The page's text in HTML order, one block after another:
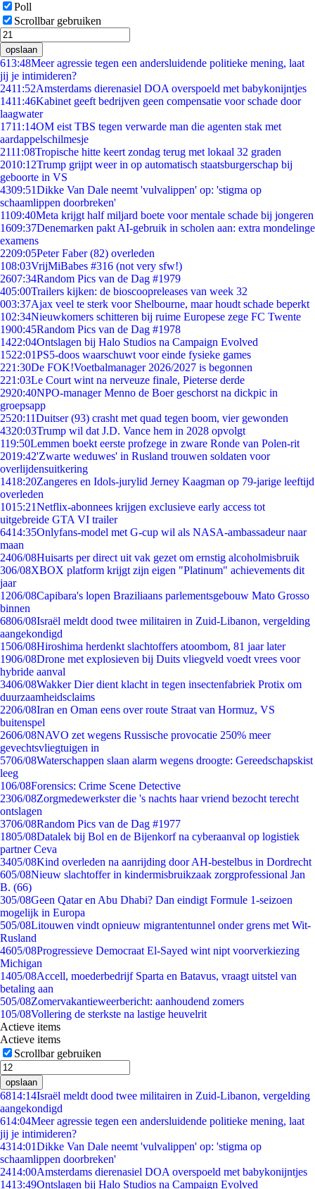
Poll
Scrollbar gebruiken
opslaan
613:48Meer agressie tegen een andersluidende politieke mening, laat
jij je intimideren?
2411:52Amsterdams dierenasiel DOA overspoeld met babykonijntjes
1411:46Kabinet geeft bedrijven geen compensatie voor schade door
laagwater
1711:14OM eist TBS tegen verwarde man die agenten stak met
aardappelschilmesje
2111:08Tropische hitte keert zondag terug met lokaal 32 graden
2010:12Trump grijpt weer in op automatisch staatsburgerschap bij
geboorte in VS
4309:51Dikke Van Dale neemt 'vulvalippen' op: 'stigma op
schaamlippen doorbreken'
1109:40Meta krijgt half miljard boete voor mentale schade bij jongeren
1609:37Denemarken pakt AI-gebruik in scholen aan: extra mondelinge
examens
2209:05Peter Faber (82) overleden
108:03VrijMiBabes #316 (not very sfw!)
2607:34Random Pics van de Dag #1979
405:00Trailers kijken: de bioscoopreleases van week 32
003:37Ajax veel te sterk voor Shelbourne, maar houdt schade beperkt
102:34Nieuwkomers schitteren bij ruime Europese zege FC Twente
1900:45Random Pics van de Dag #1978
1422:04Ontslagen bij Halo Studios na Campaign Evolved
1522:01PS5-doos waarschuwt voor einde fysieke games
221:30De FOK!Voetbalmanager 2026/2027 is begonnen
221:03Le Court wint na nerveuze finale, Pieterse derde
2920:40NPO-manager Menno de Boer geschorst na dickpic in
groepsapp
2520:11Duitser (93) crasht met quad tegen boom, vier gewonden
4320:03Trump wil dat J.D. Vance hem in 2028 opvolgt
119:50Lemmen boekt eerste profzege in zware Ronde van Polen-rit
2019:42'Zwarte weduwes' in Rusland trouwen soldaten voor
overlijdensuitkering
1418:20Zangeres en Idols-jurylid Jerney Kaagman op 79-jarige leeftijd
overleden
1015:21Netflix-abonnees krijgen exclusieve early access tot
uitgebreide GTA VI trailer
6414:35Onlyfans-model met G-cup wil als NASA-ambassadeur naar
maan
2406/08Huisarts per direct uit vak gezet om ernstig alcoholmisbruik
306/08XBOX platform krijgt zijn eigen "Platinum" achievements dit
jaar
1206/08Capibara's lopen Braziliaans parlementsgebouw Mato Grosso
binnen
6806/08Israël meldt dood twee militairen in Zuid-Libanon, vergelding
aangekondigd
1506/08Hiroshima herdenkt slachtoffers atoombom, 81 jaar later
1906/08Drone met explosieven bij Duits vliegveld voedt vrees voor
hybride aanval
3406/08Wakker Dier dient klacht in tegen insectenfabriek Protix om
duurzaamheidsclaims
2206/08Iran en Oman eens over route Straat van Hormuz, VS
buitenspel
2606/08NAVO zet wegens Russische provocatie 250% meer
gevechtsvliegtuigen in
5706/08Waterschappen slaan alarm wegens droogte: Gereedschapskist
leeg
106/08Forensics: Crime Scene Detective
2306/08Zorgmedewerkster die 's nachts haar vriend bezocht terecht
ontslagen
3706/08Random Pics van de Dag #1977
1805/08Datalek bij Bol en de Bijenkorf na cyberaanval op logistiek
partner Ceva
3405/08Kind overleden na aanrijding door AH-bestelbus in Dordrecht
605/08Nieuw slachtoffer in kindermisbruikzaak zorgprofessional Jan
B. (66)
305/08Geen Qatar en Abu Dhabi? Dan eindigt Formule 1-seizoen
mogelijk in Europa
505/08Litouwen vindt opnieuw migrantentunnel onder grens met Wit-
Rusland
4605/08Progressieve Democraat El-Sayed wint nipt voorverkiezing
Michigan
1405/08Accell, moederbedrijf Sparta en Batavus, vraagt uitstel van
betaling aan
505/08Zomervakantieweerbericht: aanhoudend zomers
105/08Vollering de sterkste na lastige heuvelrit
Actieve items
Actieve items
Scrollbar gebruiken
opslaan
6814:14Israël meldt dood twee militairen in Zuid-Libanon, vergelding
aangekondigd
614:04Meer agressie tegen een andersluidende politieke mening, laat
jij je intimideren?
4314:01Dikke Van Dale neemt 'vulvalippen' op: 'stigma op
schaamlippen doorbreken'
2414:00Amsterdams dierenasiel DOA overspoeld met babykonijntjes
1413:49Ontslagen bij Halo Studios na Campaign Evolved